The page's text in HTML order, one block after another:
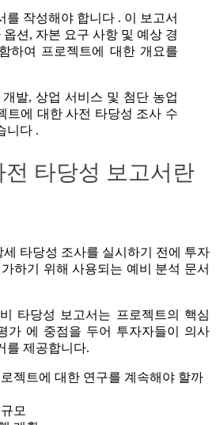
를 작성해야 합니다 . 이 보고서
션, 자본 요구 사항 및 예상 경
하여 프로젝트에 대한 개요를
발, 상업 서비스 및 첨단 농업
트에 대한 사전 타당성 조사 수
니다 .
전 타당성 보고서란
타당성 조사를 실시하기 전에 투자
하기 위해 사용되는 예비 분석 문서
타당성 보고서는 프로젝트의 핵심
가 에 중점을 두어 투자자들이 의사
를 제공합니다.
젝트에 대한 연구를 계속해야 할까
모